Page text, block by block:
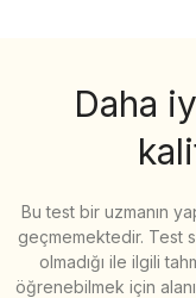
Daha
Bu test bir uzmanın
geçmemektedir. Test
olmadığı ile ilgili
öğrenebilmek için